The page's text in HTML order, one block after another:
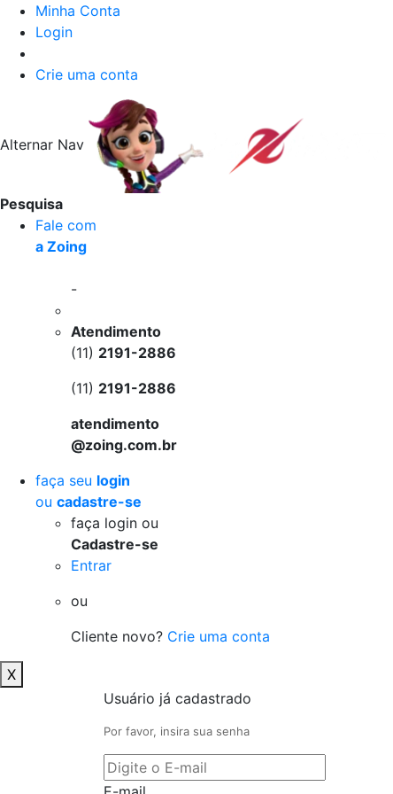
Minha Conta
Login
Crie uma conta
Alternar Nav
Pesquisa
Fale com
a Zoing
-
Atendimento
(11) 2191-2886
(11) 2191-2886
atendimento
@zoing.com.br
faça seu login
ou cadastre-se
faça login ou
Cadastre-se
Entrar
ou
Cliente novo? Crie uma conta
X
Usuário já cadastrado
Por favor, insira sua senha